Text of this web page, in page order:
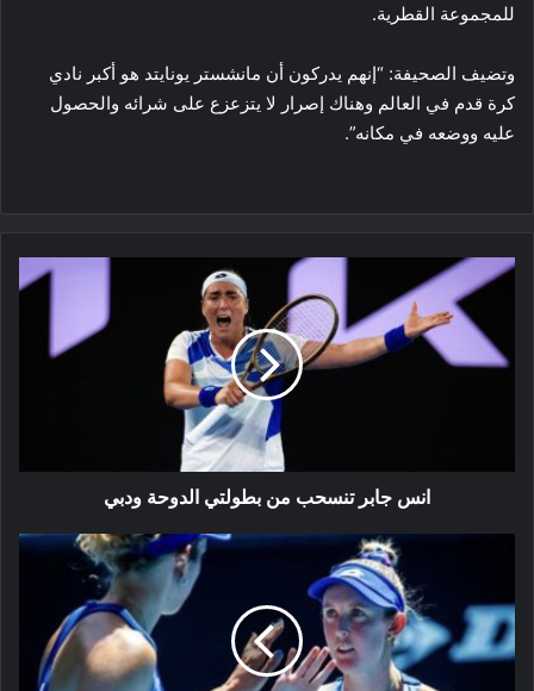
للمجموعة القطرية.
وتضيف الصحيفة: “إنهم يدركون أن مانشستر يونايتد هو أكبر نادي ​
كرة قدم​ في العالم وهناك إصرار لا يتزعزع على شرائه والحصول
عليه ووضعه في مكانه”.
انس
تنسحب
من
بطولتي
انس جابر تنسحب من بطولتي الدوحة ودبي
ظبي
:تأهل
بياتريس